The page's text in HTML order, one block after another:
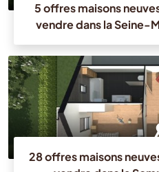
5 offres maisons
vendre dans la Seine-
28 offres maisons